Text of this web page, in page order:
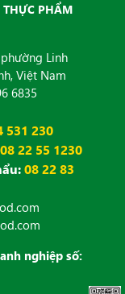
THỰC PHẨM
phường Linh
Việt Nam
6835
531 230
08 22 55 1230
08 22 83
nghiệp số: